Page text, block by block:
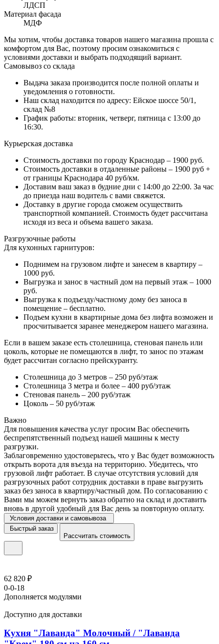
ЛДСП
Материал фасада
МДФ
Мы хотим, чтобы доставка товаров нашего магазина прошла с
комфортом для Вас, поэтому просим ознакомиться с
условиями доставки и выбрать подходящий вариант.
Самовывоз со склада
Выдача заказа производится после полной оплаты и
уведомления о готовности.
Наш склад находится по адресу: Ейское шоссе 50/1,
склад №8
График работы: вторник, четверг, пятница с 13:00 до
16:30.
Курьерская доставка
Стоимость доставки по городу Краснодар – 1900 руб.
Стоимость доставки в отдаленные районы – 1900 руб +
от границы Краснодара 40 руб/км.
Доставим ваш заказ в будние дни с 14:00 до 22:00. За час
до приезда наш водитель с вами свяжется.
Доставку в другие города сможем осуществить
транспортной компанией. Стоимость будет рассчитана
исходя из веса и объема вашего заказа.
Разгрузочные работы
Для кухонных гарнитуров:
Поднимем на грузовом лифте и занесем в квартиру –
1000 руб.
Выгрузка и занос в частный дом на первый этаж – 1000
руб.
Выгрузка к подъезду/частному дому без заноса в
помещение – бесплатно.
Подъем кухни в квартирные дома без лифта возможен и
просчитывается заранее менеджером нашего магазина.
Если в вашем заказе есть столешница, стеновая панель или
цоколь, которые не помещаются в лифт, то занос по этажам
будет рассчитан согласно прейскуранту.
Столешница до 3 метров – 250 руб/этаж
Столешница 3 метра и более – 400 руб/этаж
Стеновая панель – 200 руб/этаж
Цоколь – 50 руб/этаж
Важно
Для повышения качества услуг просим Вас обеспечить
беспрепятственный подъезд нашей машины к месту
разгрузки.
Заблаговременно удостоверьтесь, что у Вас будет возможность
открыть ворота для въезда на территорию. Убедитесь, что
грузовой лифт работает. В случае отсутствия условий для
разгрузочных работ сотрудник доставки в праве выгрузить
заказ без заноса в квартиру/частный дом. По согласованию с
Вами мы можем вернуть заказ обратно на склад и доставить
вновь в другой удобный для Вас день за повторную оплату.
Условия доставки и самовывоза
Быстрый заказ
Рассчитать стоимость
62 820 ₽
0-0-18
Дополняется модулями
Доступно для доставки
Кухня "Лаванда" Молочный / "Лаванда